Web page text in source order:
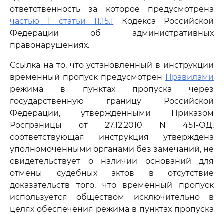
ответственность за которое предусмотрена
частью 1 статьи 11.15.1
Кодекса Российской
Федерации об административных
правонарушениях.
Ссылка на то, что установленный в инструкции
временный пропуск предусмотрен Правилами
режима в пунктах пропуска через
государственную границу Российской
Федерации, утвержденными Приказом
Росграницы от 27.12.2010 N 451-ОД,
соответствующая инструкция утверждена
уполномоченными органами без замечаний, не
свидетельствует о наличии оснований для
отмены судебных актов в отсутствие
доказательств того, что временный пропуск
используется обществом исключительно в
целях обеспечения режима в пунктах пропуска